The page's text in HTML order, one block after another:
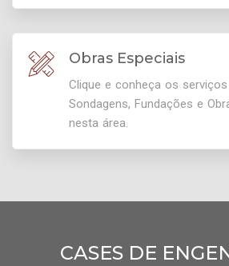
Obras Especiais
Clique e conheça os serviços
Sondagens, Fundações e
nesta área.
CASES DE